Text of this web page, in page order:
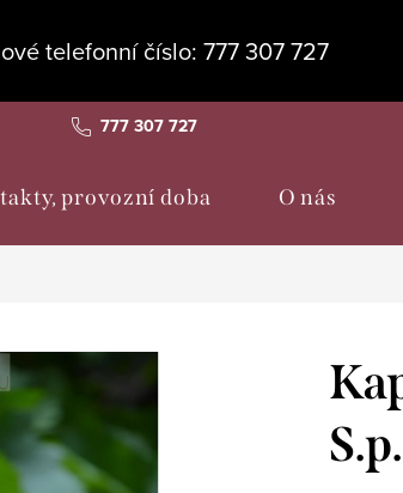
telefonní číslo: 777 307 727
777 307 727
provozní doba O nás